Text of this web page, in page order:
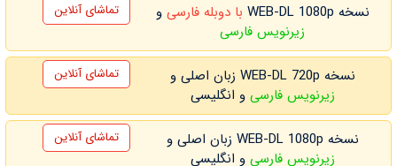
نسخه WEB-DL 1080p با دوبله فارسی و
زیرنویس فارسی
تماشای آنلاین
نسخه WEB-DL 720p زبان اصلی و
زیرنویس فارسی و انگلیسی
تماشای آنلاین
نسخه WEB-DL 1080p زبان اصلی و
زیرنویس فارسی و انگلیسی
تماشای آنلاین